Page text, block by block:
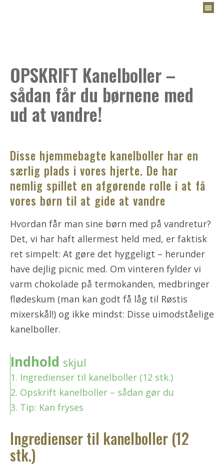
OPSKRIFT Kanelboller –
sådan får du børnene med
ud at vandre!
Disse hjemmebagte kanelboller har en
særlig plads i vores hjerte. De har
nemlig spillet en afgørende rolle i at få
vores børn til at gide at vandre
Hvordan får man sine børn med på vandretur?
Det, vi har haft allermest held med, er faktisk
ret simpelt: At gøre det hyggeligt – herunder
have dejlig picnic med. Om vinteren fylder vi
varm chokolade på termokanden, medbringer
flødeskum (man kan godt få låg til Røstis
mixerskål!) og ikke mindst: Disse uimodståelige
kanelboller.
Indhold skjul
1. Ingredienser til kanelboller (12 stk.)
2. Opskrift kanelboller – sådan gør du
3. Tip: Kan fryses
Ingredienser til kanelboller (12
stk.)